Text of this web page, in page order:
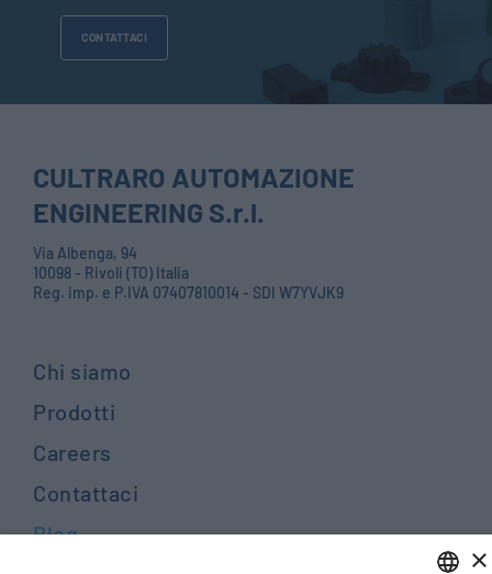
CONTATTACI
CULTRARO AUTOMAZIONE
ENGINEERING S.r.l.
Via Albenga, 94
10098 - Rivoli (TO) Italia
Reg. imp. e P.IVA 07407810014 - SDI W7YVJK9
Chi siamo
Prodotti
Careers
Contattaci
Blog
×